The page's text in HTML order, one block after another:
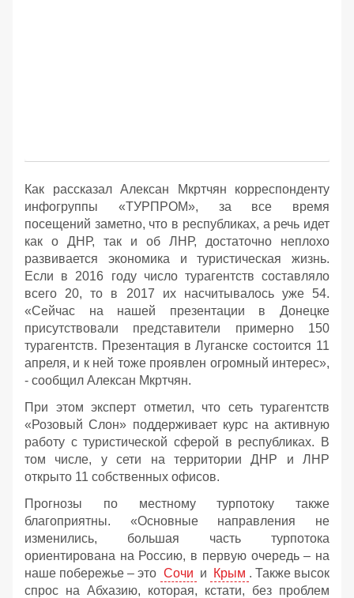
Как рассказал Алексан Мкртчян корреспонденту
инфогруппы «ТУРПРОМ», за все время
посещений заметно, что в республиках, а речь идет
как о ДНР, так и об ЛНР, достаточно неплохо
развивается экономика и туристическая жизнь.
Если в 2016 году число турагентств составляло
всего 20, то в 2017 их насчитывалось уже 54.
«Сейчас на нашей презентации в Донецке
присутствовали представители примерно 150
турагентств. Презентация в Луганске состоится 11
апреля, и к ней тоже проявлен огромный интерес»,
- сообщил Алексан Мкртчян.
При этом эксперт отметил, что сеть турагентств
«Розовый Слон» поддерживает курс на активную
работу с туристической сферой в республиках. В
том числе, у сети на территории ДНР и ЛНР
открыто 11 собственных офисов.
Прогнозы по местному турпотоку также
благоприятны. «Основные направления не
изменились, большая часть турпотока
ориентирована на Россию, в первую очередь – на
наше побережье – это Сочи и Крым . Также высок
спрос на Абхазию, которая, кстати, без проблем